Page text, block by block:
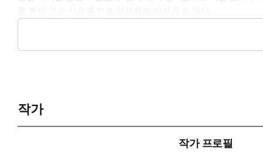
1~2월 강연을 담은 시리즈의 첫 번째 책 『영적 성장으로 가는
고를 강화하고 성장을 제한하는 걸림돌이라는 점을 짚고, 근원
『의식 혁명』 그 이후, 12개의 주제로 완성한 영적 성장의 길
의식 수준 이론을 체계화하며 세계적 반향을 일으킨 호킨스 박
는 바로 그 첫해 1월부터 12월까지 이어진 강연 12편을 두 달
작가
작가 프로필